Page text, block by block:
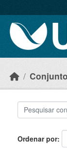
Ordenar por